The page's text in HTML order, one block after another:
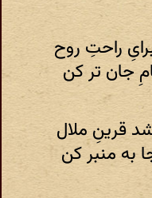
راحتِ روح
جان تر کن
قرینِ ملال
به منبر کن